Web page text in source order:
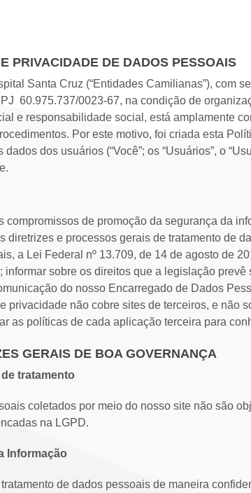
PRIVACIDADE DE DADOS PESSOAIS
Santa Cruz​ ​(“Entidades Camilianas”), com
60.975.737/0023-67, na condição de
e responsabilidade social, está amplamente
Por este motivo, foi criada esta
dados dos usuários (“Você”; os “Usuários”, o
compromissos de promoção da segurança da
diretrizes e processos gerais de tratamento de
a Lei Federal nº 13.709, de 14 de agosto de
informar sobre os direitos que a legislação
do nosso Encarregado de Dados
privacidade não cobre sites de terceiros, e não
as políticas de cada aplicação terceira para
GERAIS DE BOA GOVERNANÇA
tratamento
coletados por meio do nosso site não são
na LGPD.
Informação
de dados pessoais de maneira